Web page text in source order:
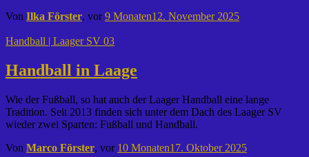
Von Ilka Förster, vor9 Monaten12. November 2025
Handball | Laager SV 03
Handball in Laage
Wie der Fußball, so hat auch der Laager Handball eine lange
Tradition. Seit 2013 finden sich unter dem Dach des Laager SV
wieder zwei Sparten: Fußball und Handball.
Von Marco Förster, vor 10 Monaten17. Oktober 2025